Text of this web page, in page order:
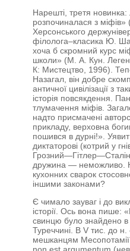
Нарешті, третя новинка:
розпочиналася з міфів»
Херсонського
філолога–класика Ю.
хоча б скромний курс
школи» (М. А. Кун.
К: Мистецтво, 1996).
Назагал, він добре
античної цивілізації з
історія повсякдення.
тлумачення міфів.
надто присмачені
прикладу, верховна
пошився в дурні!».
диктаторові (котрий у
дружина — неможливо.
кухонних сварок
іншими законами?
Є чимало зауваг і до
історії. Ось вона пише:
свинцю було знайдено в
Туреччині. В V тис. до
мешканцям